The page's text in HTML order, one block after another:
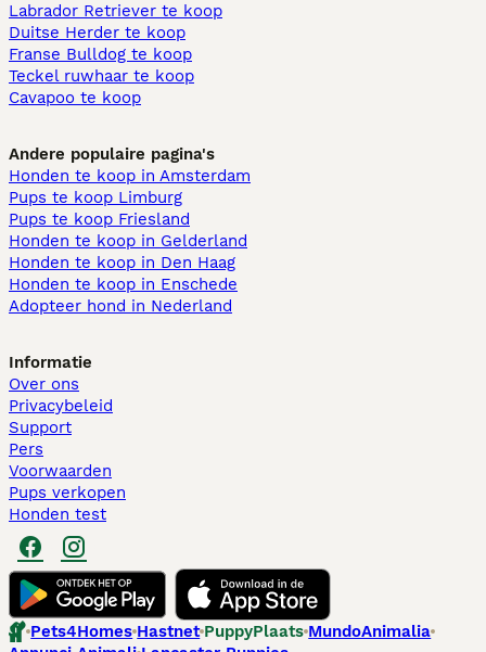
Labrador Retriever te koop
Duitse Herder te koop
Franse Bulldog te koop
Teckel ruwhaar te koop
Cavapoo te koop
Andere populaire pagina's
Honden te koop in Amsterdam
Pups te koop Limburg​
Pups te koop Friesland​
Honden te koop in Gelderland
Honden te koop in Den Haag
Honden te koop in Enschede
Adopteer hond in Nederland
Informatie
Over ons
Privacybeleid
Support
Pers
Voorwaarden
Pups verkopen
Honden test
Pets4Homes Hastnet PuppyPlaats MundoAnimalia